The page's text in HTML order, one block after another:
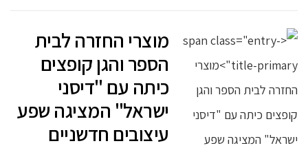
מוצרי החזרה לבית
הספר והגן קופצים
כיתה עם "דיסני
ישראל" המציגה שפע
עיצובים חדשניים